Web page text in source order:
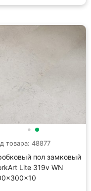
товара: 48877
пол замковый
Lite 319v WN